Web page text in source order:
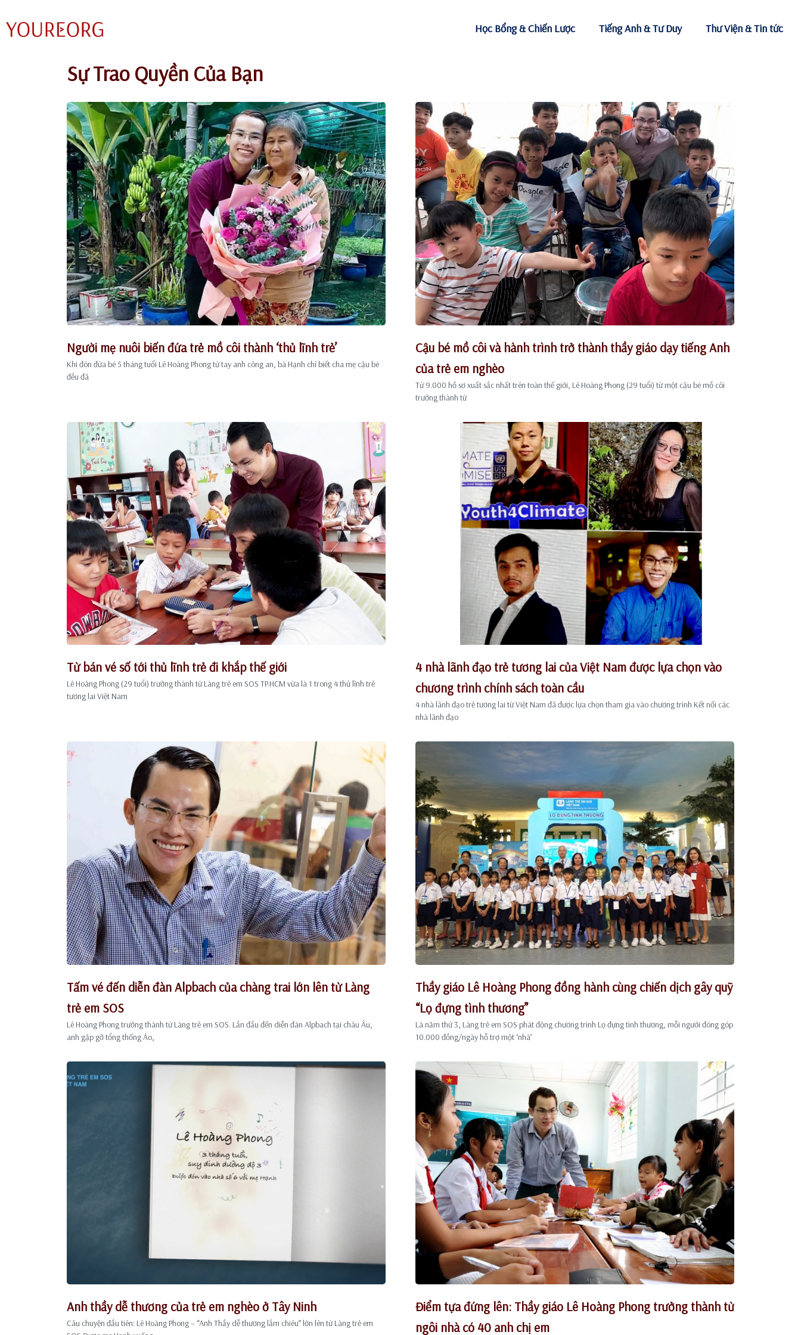
Chuyển
Học Bổng & Chiến Lược Tiếng Anh & Tư Duy Thư Viện & Tin tức
Sự Trao Quyền Của Bạn
Người mẹ nuôi biến đứa trẻ mồ côi thành ‘thủ lĩnh trẻ’
Khi đón đứa bé 5 tháng tuổi Lê Hoàng Phong từ tay anh công an, bà Hạnh chỉ biết cha mẹ cậu bé
đều đã
Cậu bé mồ côi và hành trình trở thành thầy giáo dạy tiếng Anh
của trẻ em nghèo
Từ 9.000 hồ sơ xuất sắc nhất trên toàn thế giới, Lê Hoàng Phong (29 tuổi) từ một cậu bé mồ côi
trưởng thành từ
Từ bán vé số tới thủ lĩnh trẻ đi khắp thế giới
Lê Hoàng Phong (29 tuổi) trưởng thành từ Làng trẻ em SOS TP.HCM vừa là 1 trong 4 thủ lĩnh trẻ
tương lai Việt Nam
4 nhà lãnh đạo trẻ tương lai của Việt Nam được lựa chọn vào
chương trình chính sách toàn cầu
4 nhà lãnh đạo trẻ tương lai từ Việt Nam đã được lựa chọn tham gia vào chương trình Kết nối các
nhà lãnh đạo
Tấm vé đến diễn đàn Alpbach của chàng trai lớn lên từ Làng
trẻ em SOS
Lê Hoàng Phong trưởng thành từ Làng trẻ em SOS. Lần đầu đến diễn đàn Alpbach tại châu Âu,
anh gặp gỡ tổng thống Áo,
Thầy giáo Lê Hoàng Phong đồng hành cùng chiến dịch gây quỹ
“Lọ đựng tình thương”
Là năm thứ 3, Làng trẻ em SOS phát động chương trình Lọ đựng tình thương, mỗi người đóng góp
10.000 đồng/ngày hỗ trợ một ‘nhà’
Anh thầy dễ thương của trẻ em nghèo ở Tây Ninh
Câu chuyện đầu tiên: Lê Hoàng Phong – “Anh Thầy dễ thương lắm chiêu” lớn lên từ Làng trẻ em
Điểm tựa đứng lên: Thầy giáo Lê Hoàng Phong trưởng thành từ
ngôi nhà có 40 anh chị em